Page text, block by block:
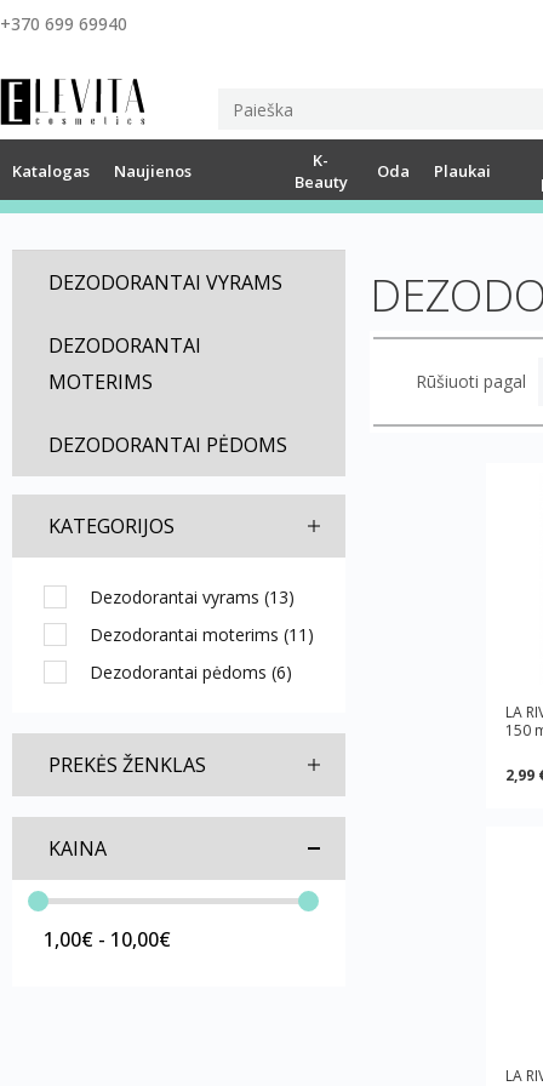
+370 699 69940
Katalogas Naujienos
K-
Beauty
Oda Plaukai
DEZODORANTAI VYRAMS
DEZODORANTAI
MOTERIMS
DEZODORANTAI PĖDOMS
KATEGORIJOS
Dezodorantai vyrams (13)
Dezodorantai moterims (11)
Dezodorantai pėdoms (6)
PREKĖS ŽENKLAS
KAINA
1,00€ - 10,00€
Rūšiuoti pagal
LA
150
2,99
LA